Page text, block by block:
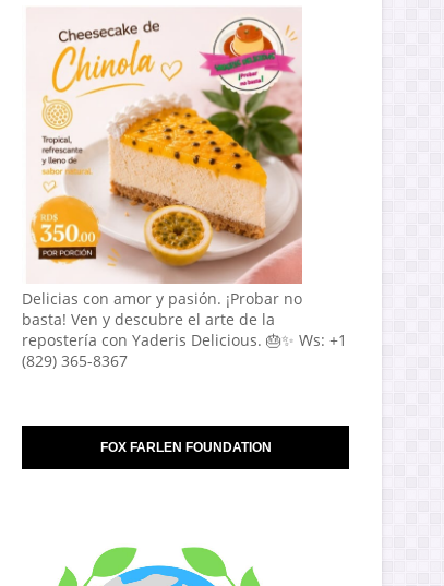
Delicias con amor y pasión. ¡Probar no
basta! Ven y descubre el arte de la
repostería con Yaderis Delicious. 🎂✨ Ws: +1
(829) 365-8367
FOX FARLEN FOUNDATION